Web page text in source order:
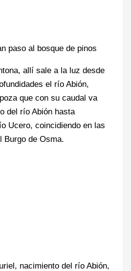
paso al bosque de pinos
allí sale a la luz desde
el río Abión,
que con su caudal va
del río Abión hasta
Ucero, coincidiendo en las
Burgo de Osma.
nacimiento del río Abión,